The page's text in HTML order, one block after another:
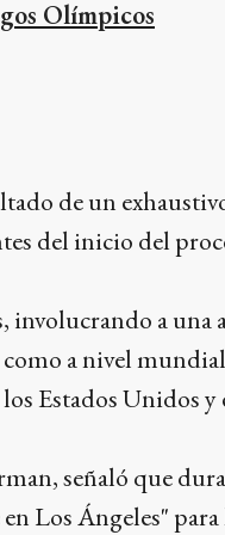
Olímpicos
de un
del inicio del
involucrando a una
a nivel
Estados Unidos y
señaló que
Los Ángeles" para